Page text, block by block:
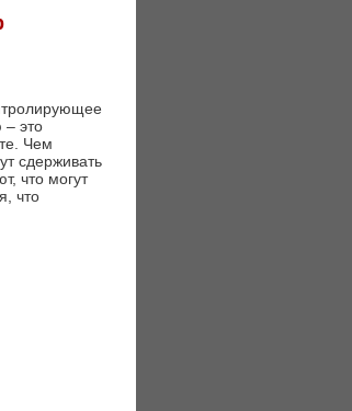
– это
Чем
сдерживать
что могут
что